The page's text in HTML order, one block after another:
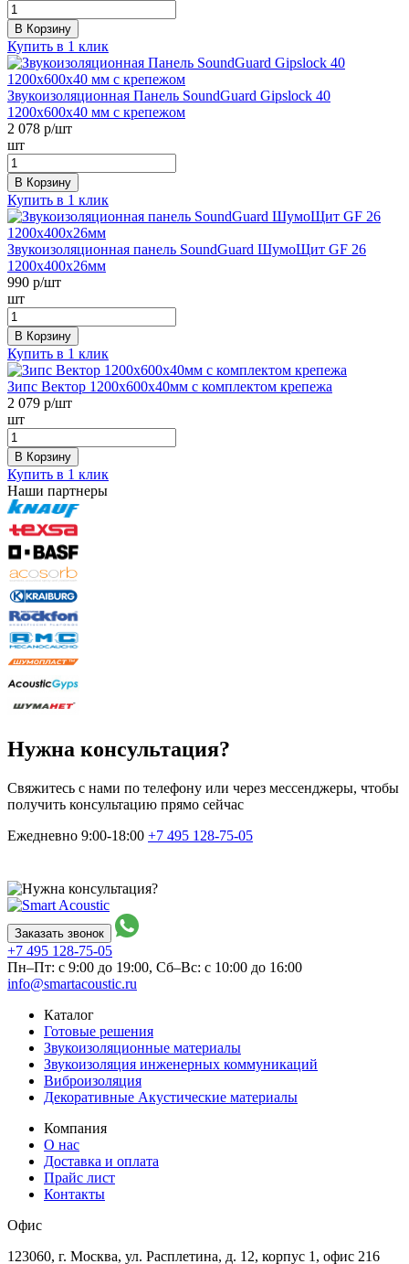
В Корзину
Купить в 1 клик
Звукоизоляционная Панель SoundGuard Gipslock 40
1200х600x40 мм с крепежом
2 078 р/шт
шт
В Корзину
Купить в 1 клик
Звукоизоляционная панель SoundGuard ШумоЩит GF 26
1200х400х26мм
990 р/шт
шт
В Корзину
Купить в 1 клик
Зипс Вектор 1200х600х40мм с комплектом крепежа
2 079 р/шт
шт
В Корзину
Купить в 1 клик
Наши партнеры
Нужна консультация?
Свяжитесь с нами по телефону или через мессенджеры, чтобы
получить консультацию прямо сейчас
Ежедневно 9:00-18:00 +7 495 128-75-05
Заказать звонок
+7 495 128-75-05
Пн–Пт: с 9:00 до 19:00, Сб–Вс: с 10:00 до 16:00
info@smartacoustic.ru
Каталог
Готовые решения
Звукоизоляционные материалы
Звукоизоляция инженерных коммуникаций
Виброизоляция
Декоративные Акустические материалы
Компания
О нас
Доставка и оплата
Прайс лист
Контакты
Офис
123060, г. Москва, ул. Расплетина, д. 12, корпус 1, офис 216